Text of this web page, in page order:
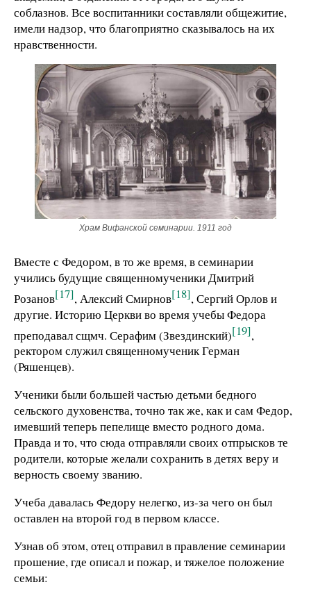
соблазнов. Все воспитанники составляли общежитие,
имели надзор, что благоприятно сказывалось на их
нравственности.
Храм Вифанской семинарии. 1911 год
Вместе с Федором, в то же время, в семинарии
учились будущие священномученики Дмитрий
Розанов[17], Алексий Смирнов[18], Сергий Орлов и
другие. Историю Церкви во время учебы Федора
преподавал сщмч. Серафим (Звездинский)[19],
ректором служил священномученик Герман
(Ряшенцев).
Ученики были большей частью детьми бедного
сельского духовенства, точно так же, как и сам Федор,
имевший теперь пепелище вместо родного дома.
Правда и то, что сюда отправляли своих отпрысков те
родители, которые желали сохранить в детях веру и
верность своему званию.
Учеба давалась Федору нелегко, из-за чего он был
оставлен на второй год в первом классе.
Узнав об этом, отец отправил в правление семинарии
прошение, где описал и пожар, и тяжелое положение
семьи: